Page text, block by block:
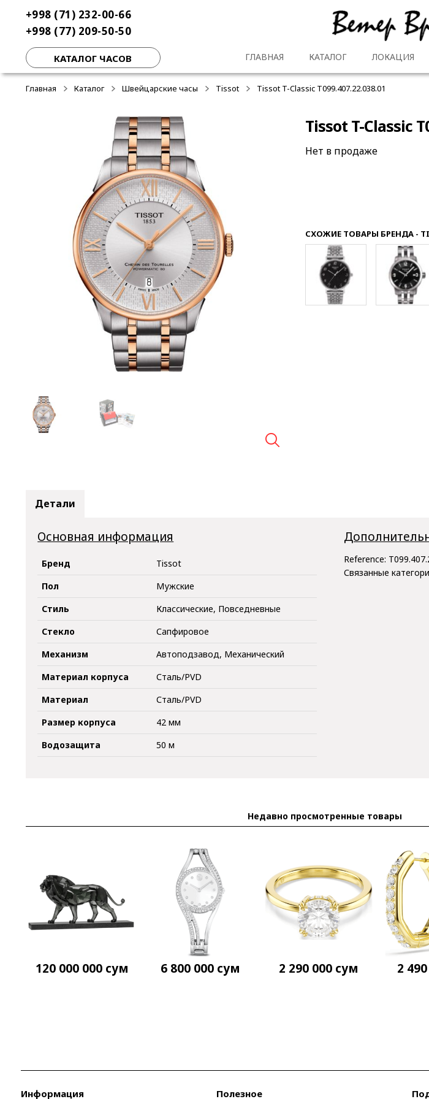
навигации
содержимому
+998 (71) 232-00-66
+998 (77) 209-50-50
КАТАЛОГ ЧАСОВ ГЛАВНАЯ КАТАЛОГ ЛОКАЦИЯ
Главная Каталог Швейцарские часы Tissot Tissot T-Classic T099.407.22.038.01
Tissot T-Classic
Нет в продаже
СХОЖИЕ ТОВАРЫ БРЕНДА -
Детали
Основная информация
Бренд
Tissot
Пол
Мужские
Стиль
Классические, Повседневные
Стекло
Сапфировое
Механизм
Автоподзавод, Механический
Материал корпуса
Сталь/PVD
Материал
Сталь/PVD
Размер корпуса
42 мм
Водозащита
50 м
Reference:
Связанные
Недавно просмотренные товары
120 000 000 сум 6 800 000 сум 2 290 000 сум 2
-50%
Информация Полезное